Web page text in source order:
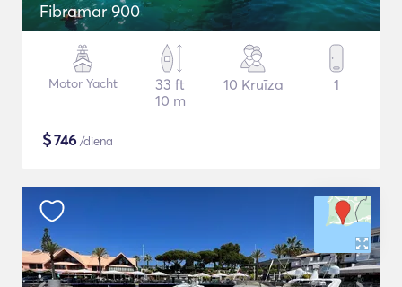
Fibramar 900
Motor Yacht
33 ft
10 m
10 Kruīza 1
$746 /diena